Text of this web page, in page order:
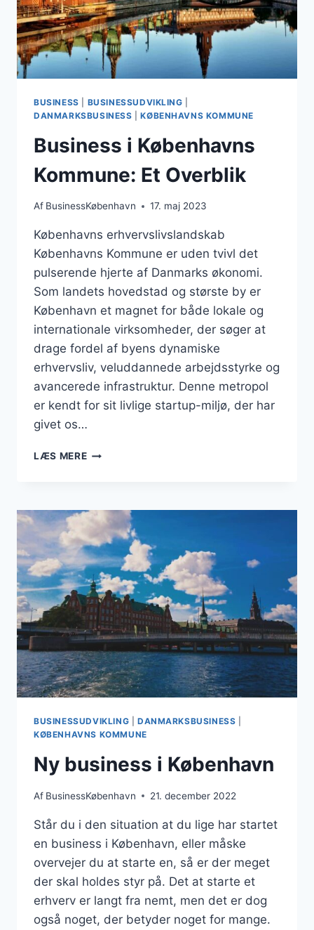
BUSINESS BUSINESSUDVIKLING
DANMARKSBUSINESS |KØBENHAVNS KOMMUNE
Business i Københavns
Kommune: Et Overblik
Af BusinessKøbenhavn 17. maj 2023
Københavns erhvervslivslandskab
Københavns Kommune er uden tvivl det
pulserende hjerte af Danmarks økonomi.
Som landets hovedstad og største by er
København et magnet for både lokale og
internationale virksomheder, der søger at
drage fordel af byens dynamiske
erhvervsliv, veluddannede arbejdsstyrke og
avancerede infrastruktur. Denne metropol
er kendt for sit livlige startup-miljø, der har
givet os…
LÆS MEREBUSINESS
ET
OVERBLIK
BUSINESSUDVIKLING DANMARKSBUSINESS
KØBENHAVNS KOMMUNE
Ny business i København
Af BusinessKøbenhavn 21. december 2022
Står du i den situation at du lige har startet
en business i København, eller måske
overvejer du at starte en, så er der meget
der skal holdes styr på. Det at starte et
erhverv er langt fra nemt, men det er dog
også noget, der betyder noget for mange.